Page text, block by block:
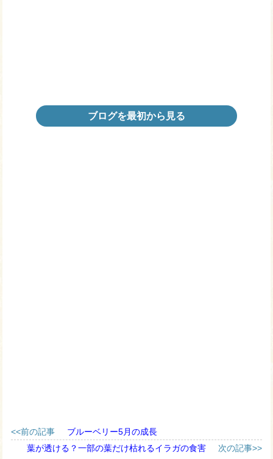
ブログを最初から見る
<<前の記事
ブルーベリー5月の成長
葉が透ける？一部の葉だけ枯れるイラガの食害
次の記事>>